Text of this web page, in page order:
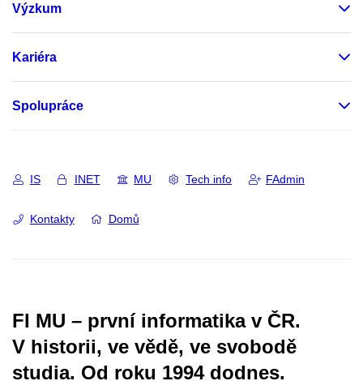
Výzkum
Kariéra
Spolupráce
IS INET MU Tech info FAdmin
Kontakty Domů
FI MU – první informatika v ČR.
V historii, ve vědě, ve svobodě
studia. Od roku 1994 dodnes.